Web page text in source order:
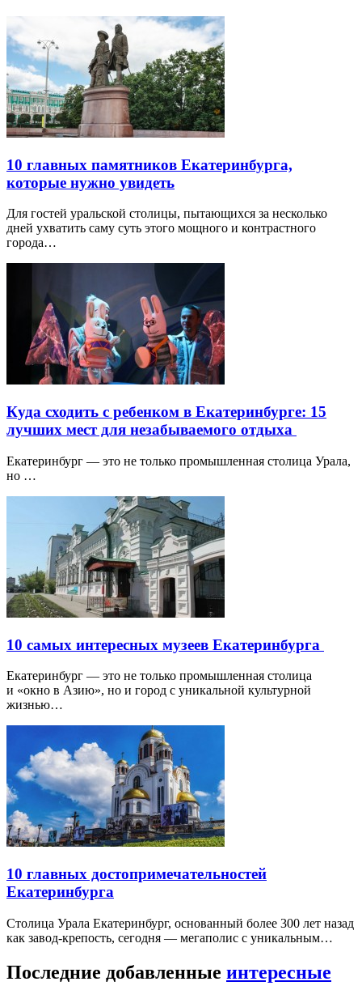
10 главных памятников Екатеринбурга,
которые нужно увидеть
Для гостей уральской столицы, пытающихся за несколько
дней ухватить саму суть этого мощного и контрастного
города…
Куда сходить с ребенком в Екатеринбурге: 15
лучших мест для незабываемого отдыха
Екатеринбург — это не только промышленная столица Урала,
но …
10 самых интересных музеев Екатеринбурга
Екатеринбург — это не только промышленная столица
и «окно в Азию», но и город с уникальной культурной
жизнью…
10 главных достопримечательностей
Екатеринбурга
Столица Урала Екатеринбург, основанный более 300 лет назад
как завод-крепость, сегодня — мегаполис с уникальным…
Последние добавленные интересные